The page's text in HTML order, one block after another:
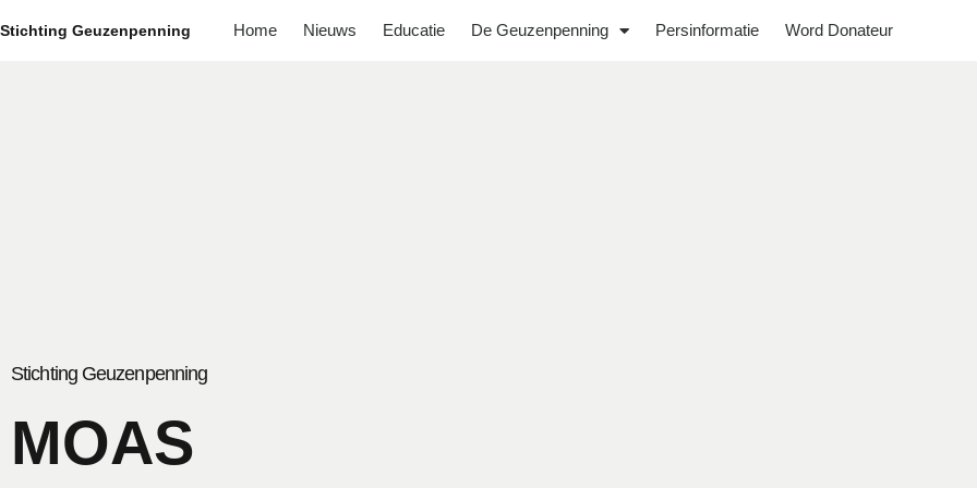
Stichting Geuzenpenning Home Nieuws Educatie De Geuzenpenning Persinformatie Word Donateur
Stichting Geuzenpenning
MOAS